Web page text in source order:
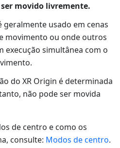
movido livremente.
geralmente usado em cenas
movimento ou onde outros
execução simultânea com o
do XR Origin é determinada
não pode ser movida
de centro e como os
consulte: Modos de centro.